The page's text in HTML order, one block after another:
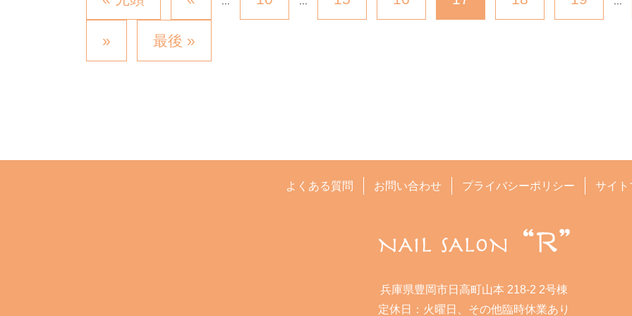
» 最後 »
よくある質問 お問い合わせ プライバシーポリシー サイト
兵庫県豊岡市日高町山本 218-2 2号棟
定休日：火曜日、その他臨時休業あり